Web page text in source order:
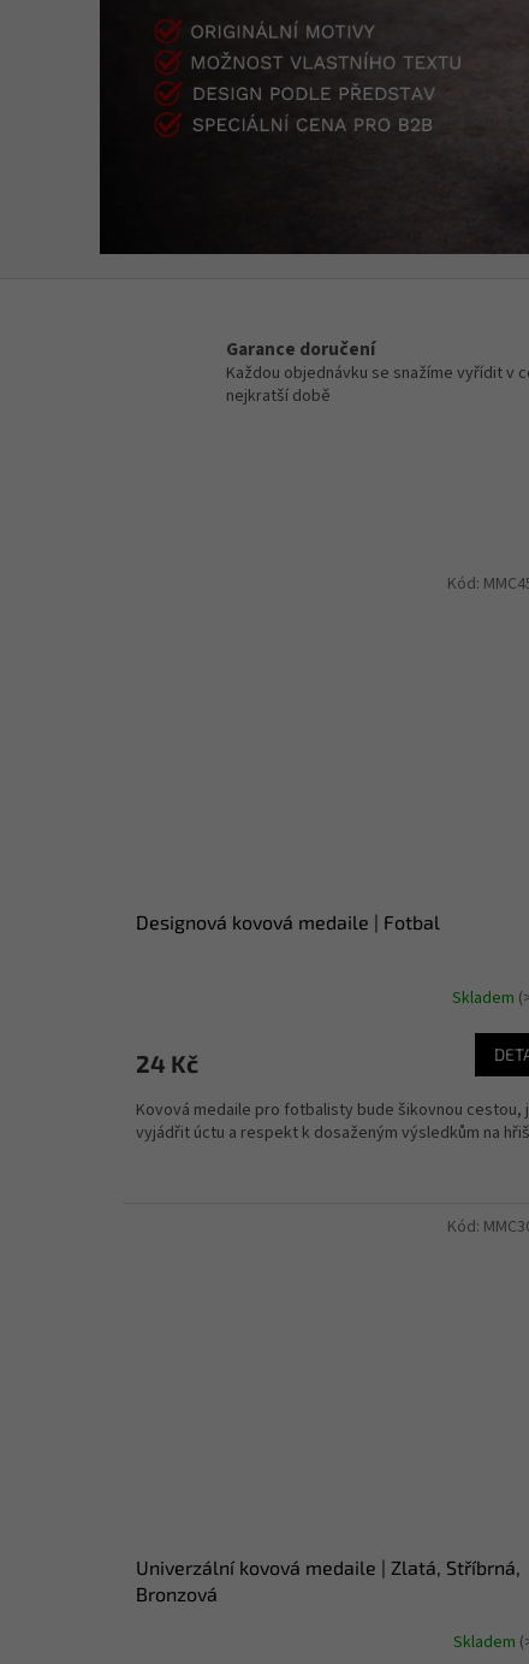
Garance doručení
Každou objednávku se snažíme vyřídit v
nejkratší době
Designová kovová medaile | Fotbal
Skladem
24 Kč
Kovová medaile pro fotbalisty bude šikovnou cestou,
vyjádřit úctu a respekt k dosaženým výsledkům na
Kód:
Univerzální kovová medaile | Zlatá, Stříbrná,
Bronzová
Skladem
Kód: